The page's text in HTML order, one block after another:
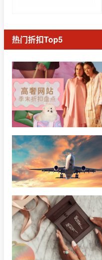
热门折扣Top5